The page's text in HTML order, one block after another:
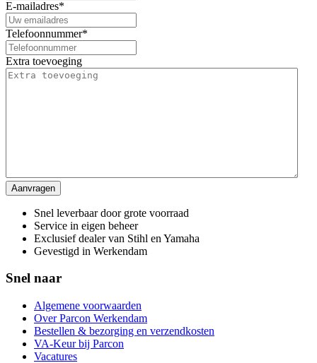
E-mailadres*
Telefoonnummer*
Extra toevoeging
Snel leverbaar door grote voorraad
Service in eigen beheer
Exclusief dealer van Stihl en Yamaha
Gevestigd in Werkendam
Snel naar
Algemene voorwaarden
Over Parcon Werkendam
Bestellen & bezorging en verzendkosten
VA-Keur bij Parcon
Vacatures